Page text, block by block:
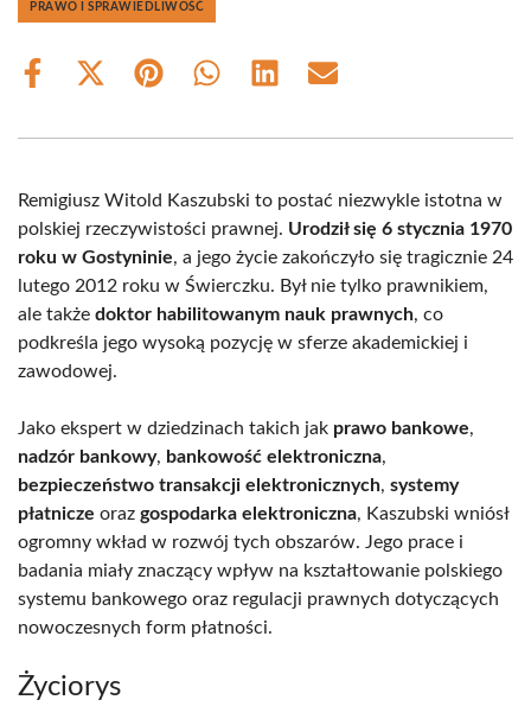
PRAWO I SPRAWIEDLIWOŚĆ
Share
Share
(Twitter)
Share Share Share Share
Remigiusz Witold Kaszubski to postać niezwykle istotna w
polskiej rzeczywistości prawnej. Urodził się 6 stycznia 1970
roku w Gostyninie, a jego życie zakończyło się tragicznie 24
lutego 2012 roku w Świerczku. Był nie tylko prawnikiem,
ale także doktor habilitowanym nauk prawnych, co
podkreśla jego wysoką pozycję w sferze akademickiej i
zawodowej.
Jako ekspert w dziedzinach takich jak prawo bankowe,
nadzór bankowy, bankowość elektroniczna,
bezpieczeństwo transakcji elektronicznych, systemy
płatnicze oraz gospodarka elektroniczna, Kaszubski wniósł
ogromny wkład w rozwój tych obszarów. Jego prace i
badania miały znaczący wpływ na kształtowanie polskiego
systemu bankowego oraz regulacji prawnych dotyczących
nowoczesnych form płatności.
Życiorys